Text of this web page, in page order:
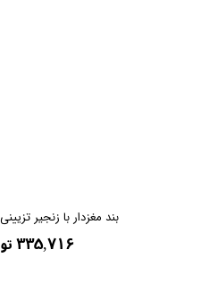
بند مغزدار با زنجیر
۳۳۵,۷۱۶ تومان